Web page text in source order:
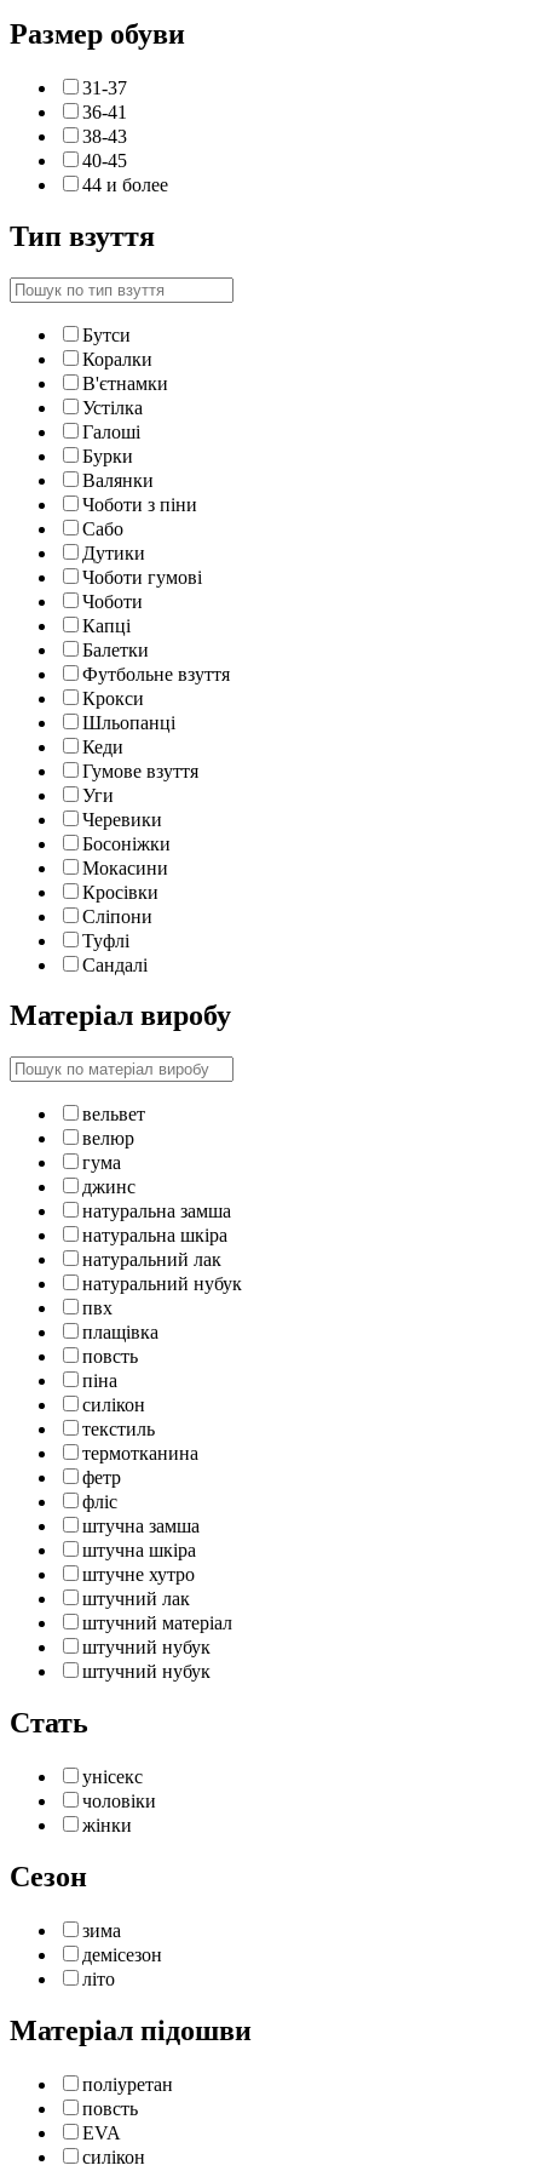
Размер обуви
31-37
36-41
38-43
40-45
44 и более
Тип взуття
Бутси
Коралки
В'єтнамки
Устілка
Галоші
Бурки
Валянки
Чоботи з піни
Сабо
Дутики
Чоботи гумові
Чоботи
Капці
Балетки
Футбольне взуття
Крокси
Шльопанці
Кеди
Гумове взуття
Уги
Черевики
Босоніжки
Мокасини
Кросівки
Сліпони
Туфлі
Сандалі
Матеріал виробу
вельвет
велюр
гума
джинс
натуральна замша
натуральна шкіра
натуральний лак
натуральний нубук
пвх
плащівка
повсть
піна
силікон
текстиль
термотканина
фетр
фліс
штучна замша
штучна шкіра
штучне хутро
штучний лак
штучний матеріал
штучний нубук
штучний нубук
Стать
унісекс
чоловіки
жінки
Сезон
зима
демісезон
літо
Матеріал підошви
поліуретан
повсть
EVA
силікон